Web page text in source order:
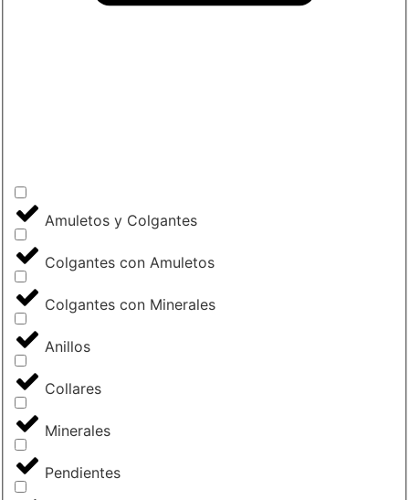
Amuletos y Colgantes
Colgantes con Amuletos
Colgantes con Minerales
Anillos
Collares
Minerales
Pendientes